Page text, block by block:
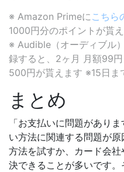
※ Amazon Primeにこちら
1000円分のポイントが貰え
※ Audible（オーディブル
録すると、2ヶ月 月額99
500円が貰えます ※15日ま
まとめ
「お支払いに問題があり
い方法に関連する問題が
方法を試すか、カード会
決できることが多いです。